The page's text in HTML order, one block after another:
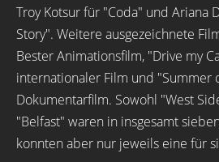
Troy Kotsur für "Coda" und Ariana
Story". Weitere ausgezeichnete
Bester Animationsfilm, "Drive my
internationaler Film und "Summer
Dokumentarfilm. Sowohl "West
"Belfast" waren in insgesamt
konnten aber nur jeweils eine für